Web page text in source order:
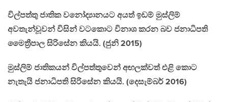
විල්පත්තු ජාතික වනෝද්‍යානයට අයත් ඉඩම් මුස්ලිම්
අවතැන්වූවන් විසින් වටකොට විනාශ කරන බව ජනාධිපති
මෛත්‍රීපාල සිරිසේන කියයි. (ජුනි 2015)
මුස්ලිම් ජාතිකයන් විල්පත්තුවෙන් අඟලක්වත් එළි කොට
නැතැයි ජනාධිපති සිරිසේන කියයි. (දෙසැම්බර් 2016)